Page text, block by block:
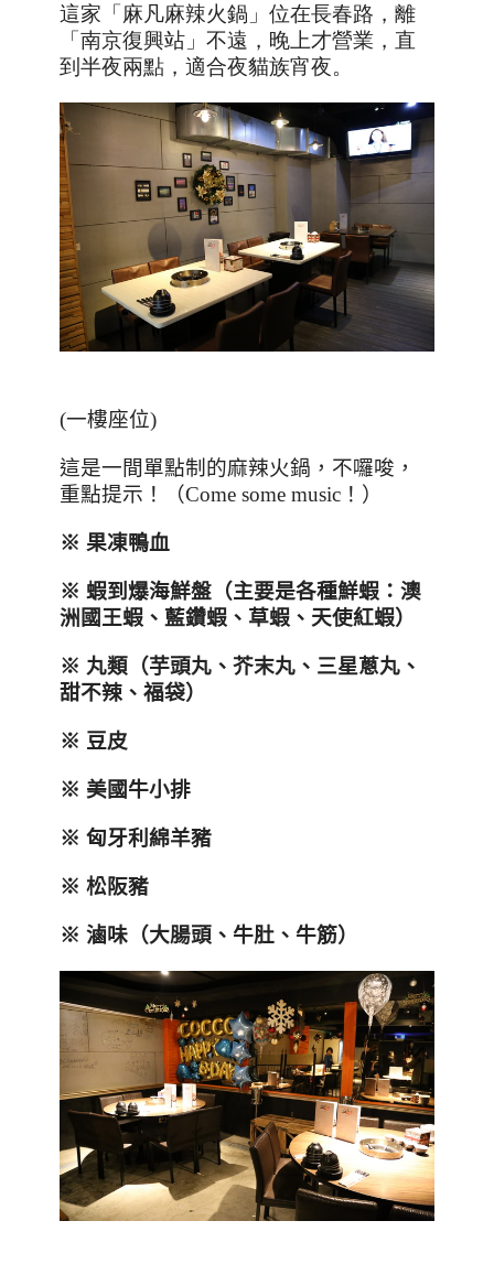
這家「麻凡麻辣火鍋」位在長春路，離
「南京復興站」不遠，晚上才營業，直
到半夜兩點，適合夜貓族宵夜。
(一樓座位)
這是一間單點制的麻辣火鍋，不囉唆，
重點提示！（Come some music ！）
※ 果凍鴨血
※ 蝦到爆海鮮盤（主要是各種鮮蝦：澳
洲國王蝦、藍鑽蝦、草蝦、天使紅蝦）
※ 丸類（芋頭丸、芥末丸、三星蔥丸、
甜不辣、福袋）
※ 豆皮
※ 美國牛小排
※ 匈牙利綿羊豬
※ 松阪豬
※ 滷味（大腸頭、牛肚、牛筋）